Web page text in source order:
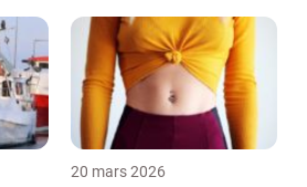
20 mars 2026